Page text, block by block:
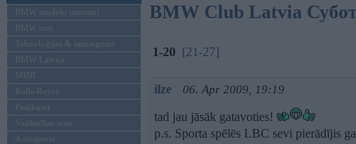
BMW modeļu jaunumi
BMW testi
Tehnoloģijas & sasniegumi
BMW Latvijā
MINI
Rolls-Royce
Pasākumi
Vadāmības tests
Autosports
BMW Club Latvia
1-20 [21-27]
ilze 06. Apr 2009, 19:19
tad jau jāsāk gatavoties!
p.s. Sporta spēlēs LBC sevi pierādījis